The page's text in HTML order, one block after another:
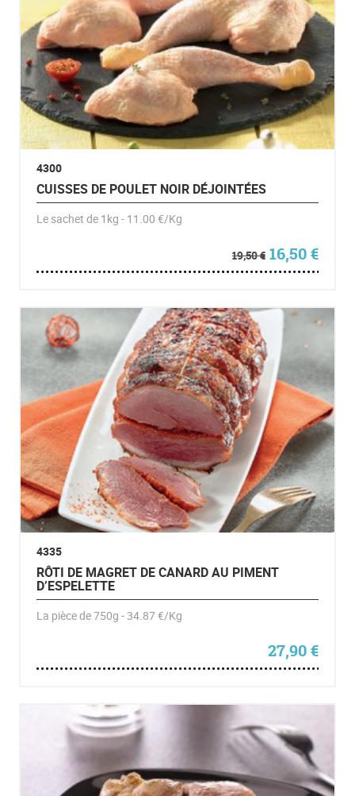
4300
CUISSES DE POULET NOIR DÉJOINTÉES
Le sachet de 1kg - 11.00 €/Kg
19,50€ Le prix
16,50€Le
4335
RÔTI DE MAGRET DE CANARD AU PIMENT
D’ESPELETTE
La pièce de 750g - 34.87 €/Kg
27,90€